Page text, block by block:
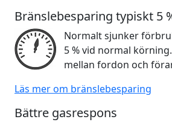
Bränslebesparing typiskt 5
Normalt sjunker
5 % vid normal
mellan fordon och
Läs mer om bränslebesparing
Bättre gasrespons